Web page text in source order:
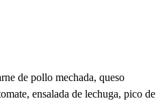
de pollo mechada, queso
ensalada de lechuga, pico de